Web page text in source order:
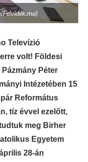
Felvidék.ma)
Televízió
volt! Földesi
Péter
Intézetében 15
Református
tíz évvel ezelőtt,
meg Birher
Egyetem
28-án